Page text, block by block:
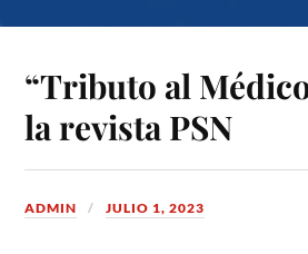
“Tributo al
la revista PSN
ADMIN JULIO 1, 2023